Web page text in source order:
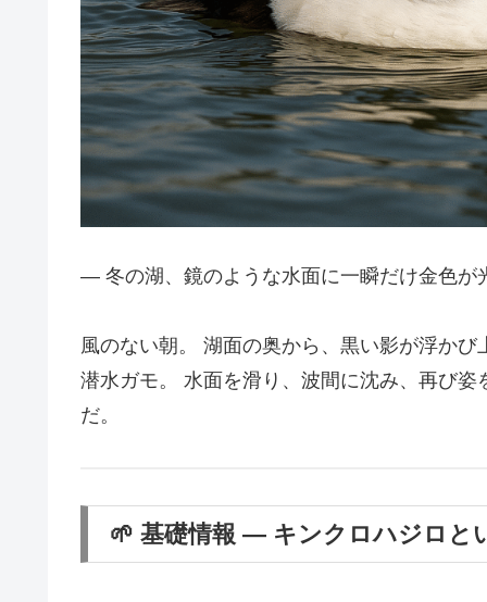
― 冬の湖、鏡のような水面に一瞬だけ金色
風のない朝。 湖面の奥から、黒い影が浮か
潜水ガモ。 水面を滑り、波間に沈み、再び
だ。
🌱 基礎情報 ― キンクロハジロと